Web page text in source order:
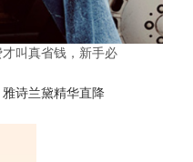
叫真省钱，新手必
诗兰黛精华直降